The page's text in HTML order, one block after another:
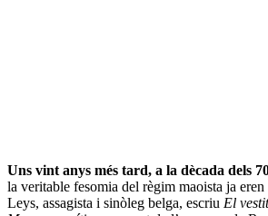
Uns vint anys més tard, a la dècada dels
la veritable fesomia del règim maoista ja
Leys, assagista i sinòleg belga, escriu El